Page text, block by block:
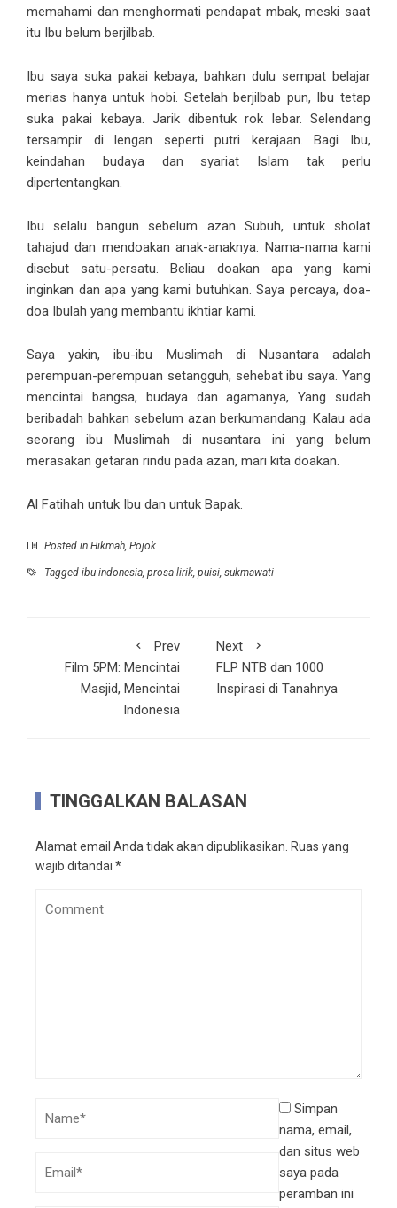
memahami dan menghormati pendapat mbak, meski saat
itu Ibu belum berjilbab.
Ibu saya suka pakai kebaya, bahkan dulu sempat belajar
merias hanya untuk hobi. Setelah berjilbab pun, Ibu tetap
suka pakai kebaya. Jarik dibentuk rok lebar. Selendang
tersampir di lengan seperti putri kerajaan. Bagi Ibu,
keindahan budaya dan syariat Islam tak perlu
dipertentangkan.
Ibu selalu bangun sebelum azan Subuh, untuk sholat
tahajud dan mendoakan anak-anaknya. Nama-nama kami
disebut satu-persatu. Beliau doakan apa yang kami
inginkan dan apa yang kami butuhkan. Saya percaya, doa-
doa Ibulah yang membantu ikhtiar kami.
Saya yakin, ibu-ibu Muslimah di Nusantara adalah
perempuan-perempuan setangguh, sehebat ibu saya. Yang
mencintai bangsa, budaya dan agamanya, Yang sudah
beribadah bahkan sebelum azan berkumandang. Kalau ada
seorang ibu Muslimah di nusantara ini yang belum
merasakan getaran rindu pada azan, mari kita doakan.
Al Fatihah untuk Ibu dan untuk Bapak.
Posted in Hikmah, Pojok
Tagged ibu indonesia, prosa lirik, puisi, sukmawati
Prev
Film 5PM: Mencintai
Masjid, Mencintai
Indonesia
Next
FLP NTB dan 1000
Inspirasi di Tanahnya
TINGGALKAN BALASAN
Alamat email Anda tidak akan dipublikasikan. Ruas yang
wajib ditandai *
Simpan
nama, email,
dan situs web
saya pada
peramban ini